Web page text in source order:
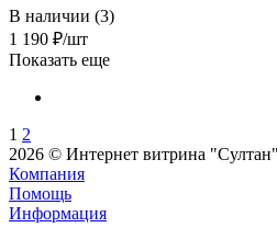
В наличии (3)
1 190 ₽/шт
Показать еще
1 2
2026 © Интернет витрина "Султан"
Компания
Помощь
Информация